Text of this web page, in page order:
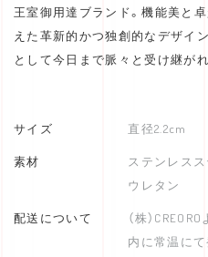
王室御用達ブランド。機能美と
えた革新的かつ独創的なデザイ
として今日まで脈々と受け継がれ
サイズ 直径2.2cm
素材
ステンレスス
ウレタン
配送について
（株）
内に常温にて